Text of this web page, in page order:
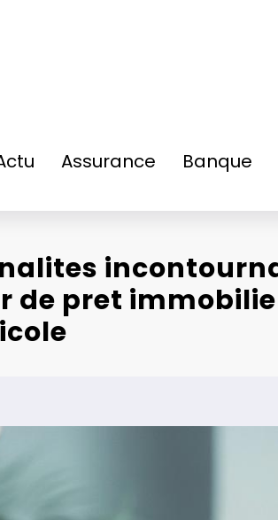
Assurance Banque
de pret